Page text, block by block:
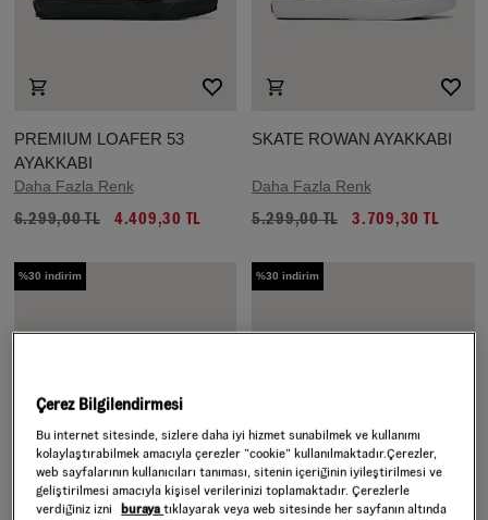
PREMIUM LOAFER 53
AYAKKABI
Daha Fazla Renk
6.299,00 TL 4.409,30 TL
SKATE ROWAN AYAKKABI
Daha Fazla Renk
5.299,00 TL 3.709,30 TL
%30 indirim %30 indirim
Çerez Bilgilendirmesi
Bu internet sitesinde, sizlere daha iyi hizmet sunabilmek ve kullanımı
kolaylaştırabilmek amacıyla çerezler ”cookie” kullanılmaktadır.Çerezler,
web sayfalarının kullanıcıları tanıması, sitenin içeriğinin iyileştirilmesi ve
geliştirilmesi amacıyla kişisel verilerinizi toplamaktadır. Çerezlerle
verdiğiniz izni
burayatıklayarak veya web sitesinde her sayfanın altında